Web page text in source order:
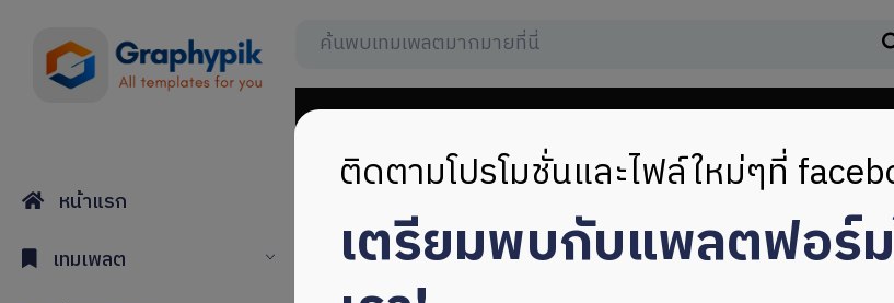
หน้าแรก
เทมเพลต
เอกสารประกอบการสมัครงาน
ติดตามโปรโมชั่นและไฟล์ใหม่ๆที่
เตรียมพบกับแพลตฟอร์